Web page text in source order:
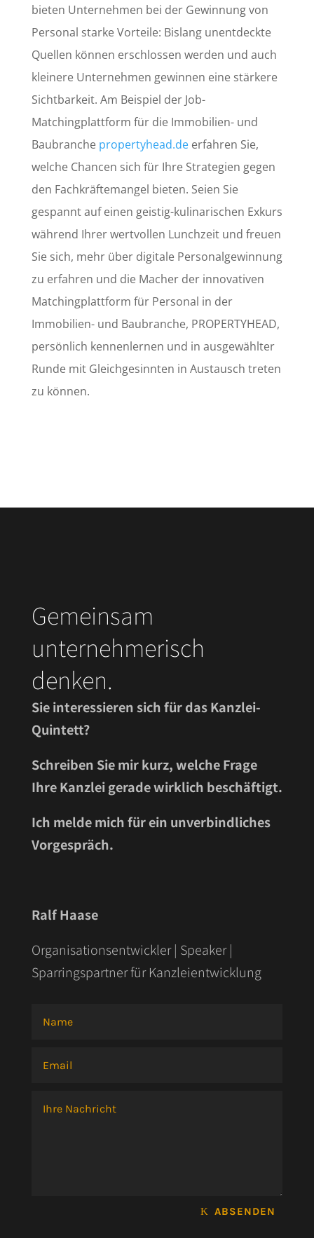
bieten Unternehmen bei der Gewinnung von
Personal starke Vorteile: Bislang unentdeckte
Quellen können erschlossen werden und auch
kleinere Unternehmen gewinnen eine stärkere
Sichtbarkeit. Am Beispiel der Job-
Matchingplattform für die Immobilien- und
Baubranche propertyhead.deerfahren Sie,
welche Chancen sich für Ihre Strategien gegen
den Fachkräftemangel bieten. Seien Sie
gespannt auf einen geistig-kulinarischen Exkurs
während Ihrer wertvollen Lunchzeit und freuen
Sie sich, mehr über digitale Personalgewinnung
zu erfahren und die Macher der innovativen
Matchingplattform für Personal in der
Immobilien- und Baubranche, PROPERTYHEAD,
persönlich kennenlernen und in ausgewählter
Runde mit Gleichgesinnten in Austausch treten
zu können.
Gemeinsam
unternehmerisch
denken.
Sie interessieren sich für das Kanzlei-
Quintett?
Schreiben Sie mir kurz, welche Frage
Ihre Kanzlei gerade wirklich beschäftigt.
Ich melde mich für ein unverbindliches
Vorgespräch.
Ralf Haase
Organisationsentwickler | Speaker |
Sparringspartner für Kanzleientwicklung
ABSENDEN